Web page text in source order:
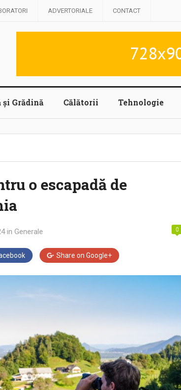
ADVERTORIALE CONTACT
și Grădină Călătorii Tehnologie
o escapadă de
in Generale 0
Share on Google+